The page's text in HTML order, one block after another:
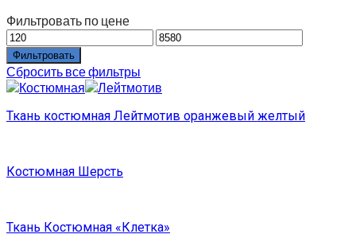
Фильтровать по цене
Фильтровать
Сбросить все фильтры
Ткань костюмная Лейтмотив оранжевый желтый
Костюмная Шерсть
Ткань Костюмная «Клетка»